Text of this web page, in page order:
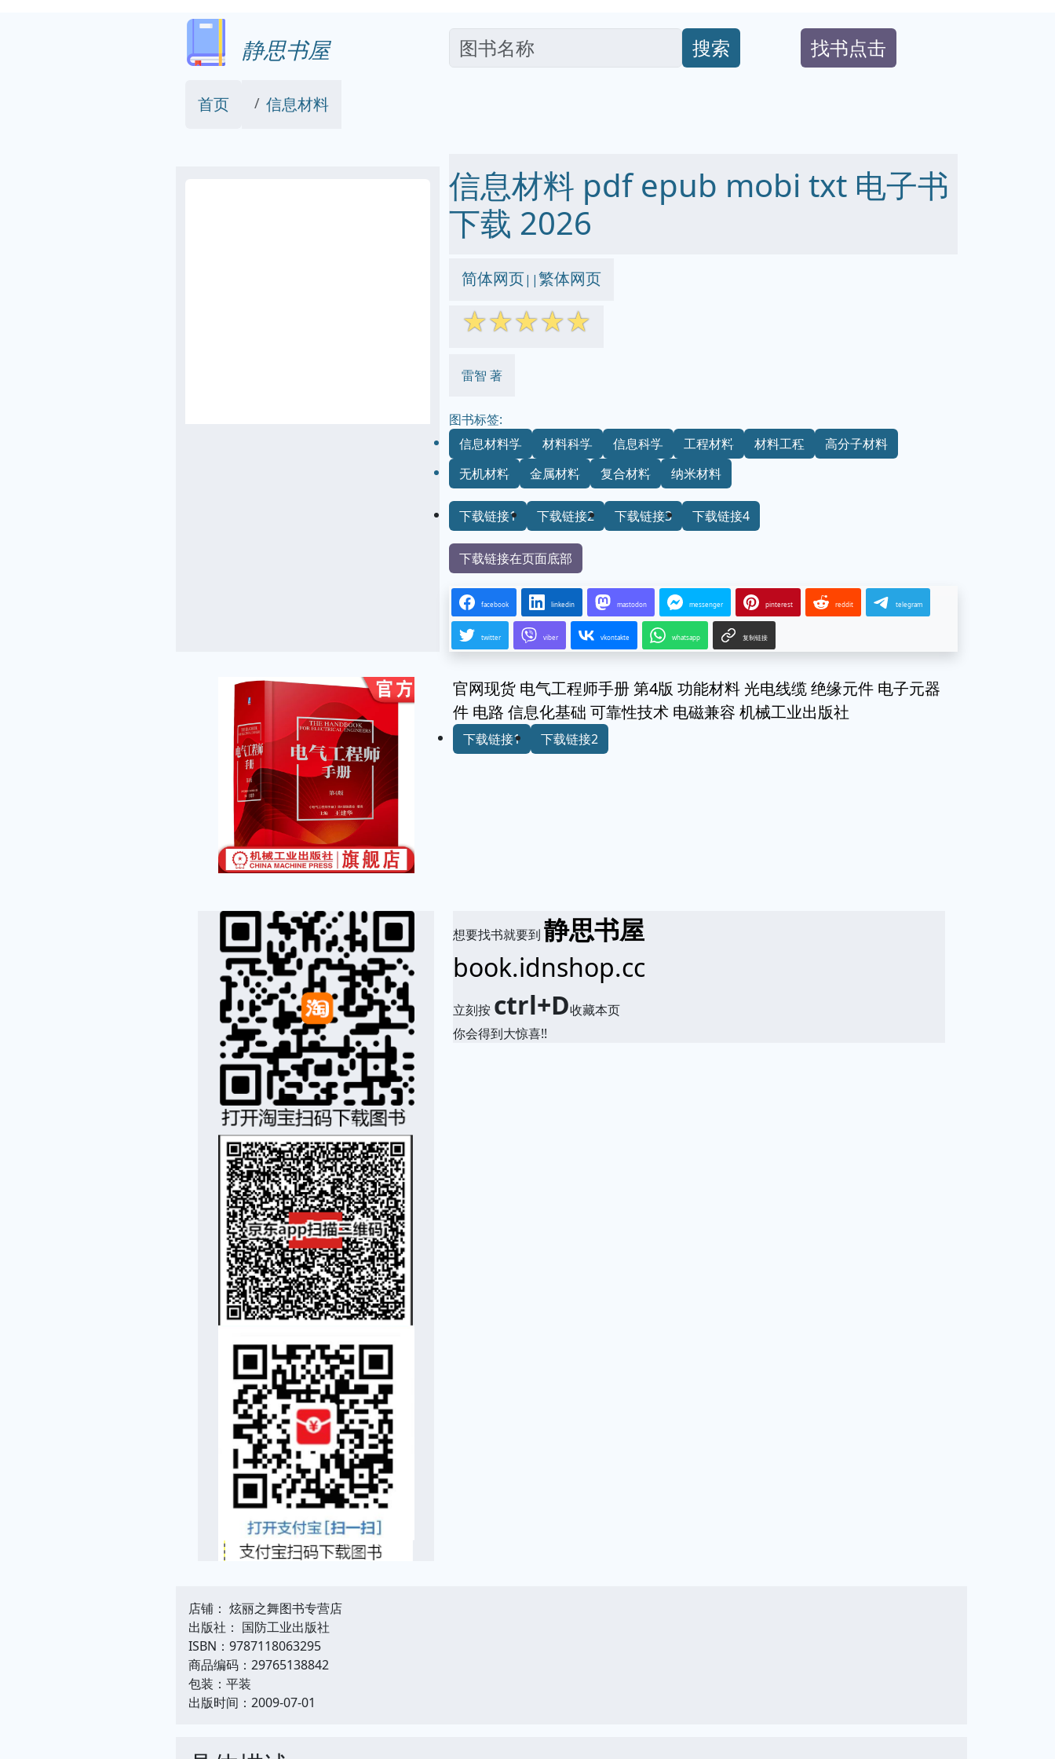
静思书屋 搜索 找书点击
首页 信息材料
信息材料 pdf epub mobi txt 电子书
下载 2026
简体网页||繁体网页
☆☆☆☆☆
雷智 著
图书标签:
信息材料学
材料科学 信息科学 工程材料 材料工程
高分子材料
无机材料
金属材料 复合材料 纳米材料
下载链接1 下载链接2 下载链接3 下载链接4
下载链接在页面底部
facebook linkedin mastodon messenger pinterest reddit telegram
twitter viber vkontakte whatsapp 复制链接
官网现货 电气工程师手册 第4版 功能材料 光电线缆 绝缘元件 电子元器
件 电路 信息化基础 可靠性技术 电磁兼容 机械工业出版社
下载链接1 下载链接2
想要找书就要到静思书屋
book.idnshop.cc
立刻按 ctrl+D收藏本页
你会得到大惊喜!!
店铺： 炫丽之舞图书专营店
出版社： 国防工业出版社
ISBN：9787118063295
商品编码：29765138842
包装：平装
出版时间：2009-07-01